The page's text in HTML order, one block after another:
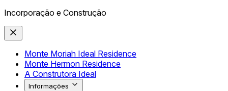
Incorporação e Construção
Monte Moriah Ideal Residence
Monte Hermon Residence
A Construtora Ideal
Informações